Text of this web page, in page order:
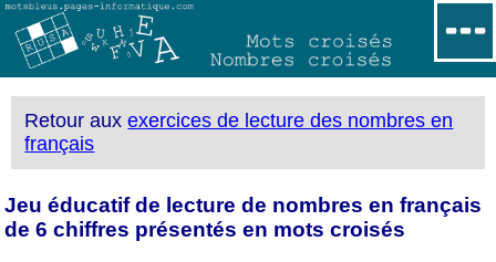
Retour auxexercices de lecture des nombres en
français
Jeu éducatif de lecture de nombres en français
de 6 chiffres présentés en mots croisés